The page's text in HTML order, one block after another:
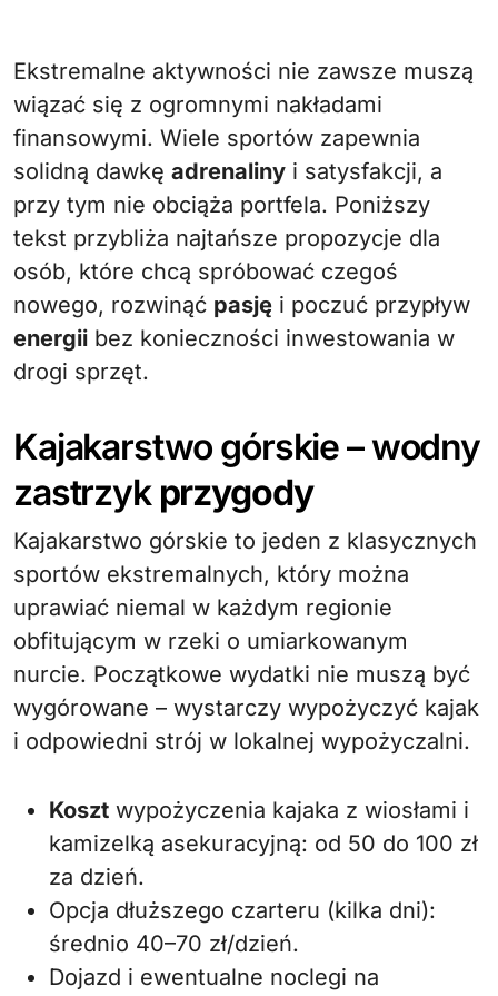
Ekstremalne aktywności nie zawsze muszą
wiązać się z ogromnymi nakładami
finansowymi. Wiele sportów zapewnia
solidną dawkę adrenaliny i satysfakcji, a
przy tym nie obciąża portfela. Poniższy
tekst przybliża najtańsze propozycje dla
osób, które chcą spróbować czegoś
nowego, rozwinąć pasję i poczuć przypływ
energii bez konieczności inwestowania w
drogi sprzęt.
Kajakarstwo górskie – wodny
zastrzyk przygody
Kajakarstwo górskie to jeden z klasycznych
sportów ekstremalnych, który można
uprawiać niemal w każdym regionie
obfitującym w rzeki o umiarkowanym
nurcie. Początkowe wydatki nie muszą być
wygórowane – wystarczy wypożyczyć kajak
i odpowiedni strój w lokalnej wypożyczalni.
Koszt wypożyczenia kajaka z wiosłami i
kamizelką asekuracyjną: od 50 do 100 zł
za dzień.
Opcja dłuższego czarteru (kilka dni):
średnio 40–70 zł/dzień.
Dojazd i ewentualne noclegi na